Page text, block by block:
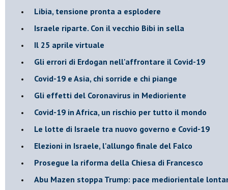
Libia, tensione pronta a esplodere
Israele riparte. Con il vecchio Bibi in sella
Il 25 aprile virtuale
Gli errori di Erdogan nell'affrontare il Covid-19
Covid-19 e Asia, chi sorride e chi piange
Gli effetti del Coronavirus in Medioriente
Covid-19 in Africa, un rischio per tutto il mondo
Le lotte di Israele tra nuovo governo e Covid-19
Elezioni in Israele, l'allungo finale del Falco
Prosegue la riforma della Chiesa di Francesco
Abu Mazen stoppa Trump: pace mediorientale